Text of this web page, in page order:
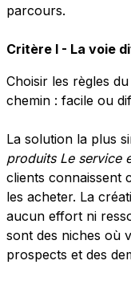
parcours.
Critère I - La voie
Choisir les règles
chemin : facile ou
La solution la plus
produits Le service
clients connaissent
les acheter. La
aucun effort ni
sont des niches où
prospects et des